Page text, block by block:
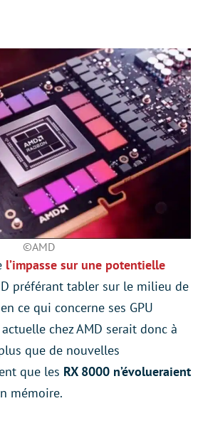
©AMD
l’impasse sur une potentielle
préférant tabler sur le milieu de
ce qui concerne ses GPU
chez AMD serait donc à
que de nouvelles
que les RX 8000 n’évolueraient
mémoire.